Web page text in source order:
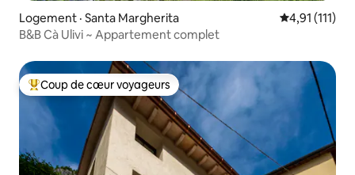
Logement · Santa Margherita Note
4,91 (111)
B&B Cà Ulivi ~ Appartement complet
Coup de cœur voyageurs parmi les plus aimés
Coup de cœur voyageurs